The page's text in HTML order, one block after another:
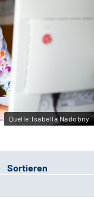
Quelle:Isabella Nadobny
Sortieren